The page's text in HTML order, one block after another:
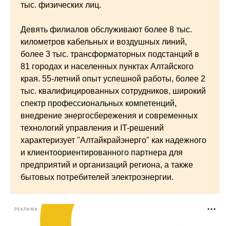
тыс. физических лиц.
Девять филиалов обслуживают более 8 тыс.
километров кабельных и воздушных линий,
более 3 тыс. трансформаторных подстанций в
81 городах и населенных пунктах Алтайского
края. 55-летний опыт успешной работы, более 2
тыс. квалифицированных сотрудников, широкий
спектр профессиональных компетенций,
внедрение энергосбережения и современных
технологий управления и IT-решений
характеризует "Алтайкрайэнерго" как надежного
и клиентоориентированного партнера для
предприятий и организаций региона, а также
бытовых потребителей электроэнергии.
РЕКЛАМА